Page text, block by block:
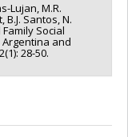
Lujan, M.R.
B.J. Santos, N.
Social
and
28-50.